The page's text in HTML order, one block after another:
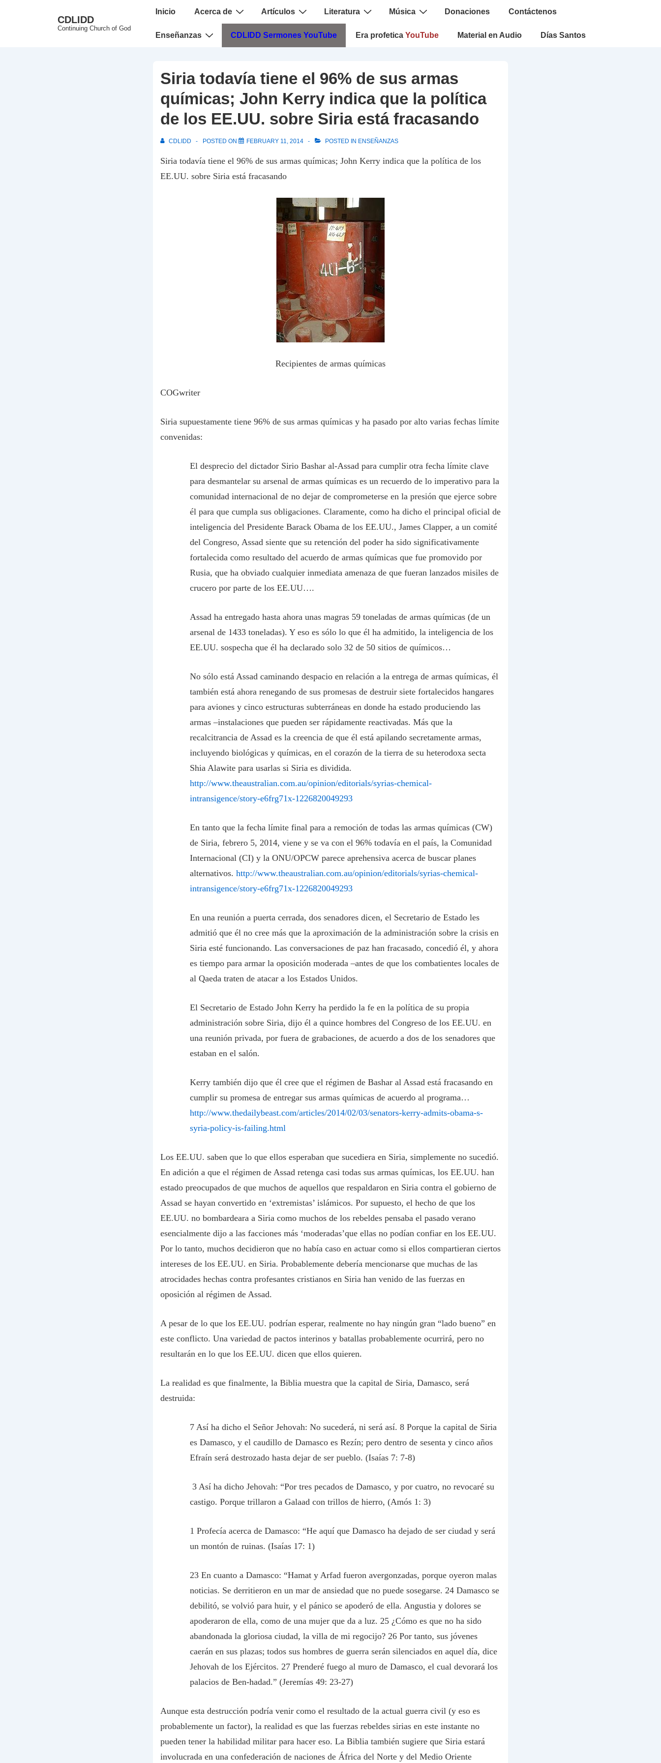
CDLIDD
Continuing Church of God
Main
Inicio Acerca de Artículos Literatura Música Donaciones Contáctenos
Enseñanzas CDLIDD Sermones YouTube Era profetica YouTube Material en Audio Días Santos
Siria todavía tiene el 96% de sus armas
químicas; John Kerry indica que la política
de los EE.UU. sobre Siria está fracasando
CDLIDD POSTED ON FEBRUARY 11, 2014 POSTED IN ENSEÑANZAS
Siria todavía tiene el 96% de sus armas químicas; John Kerry indica que la política de los
EE.UU. sobre Siria está fracasando
Recipientes de armas químicas
COGwriter
Siria supuestamente tiene 96% de sus armas químicas y ha pasado por alto varias fechas límite
convenidas:
El desprecio del dictador Sirio Bashar al-Assad para cumplir otra fecha límite clave
para desmantelar su arsenal de armas químicas es un recuerdo de lo imperativo para la
comunidad internacional de no dejar de comprometerse en la presión que ejerce sobre
él para que cumpla sus obligaciones. Claramente, como ha dicho el principal oficial de
inteligencia del Presidente Barack Obama de los EE.UU., James Clapper, a un comité
del Congreso, Assad siente que su retención del poder ha sido significativamente
fortalecida como resultado del acuerdo de armas químicas que fue promovido por
Rusia, que ha obviado cualquier inmediata amenaza de que fueran lanzados misiles de
crucero por parte de los EE.UU….
Assad ha entregado hasta ahora unas magras 59 toneladas de armas químicas (de un
arsenal de 1433 toneladas). Y eso es sólo lo que él ha admitido, la inteligencia de los
EE.UU. sospecha que él ha declarado solo 32 de 50 sitios de químicos…
No sólo está Assad caminando despacio en relación a la entrega de armas químicas, él
también está ahora renegando de sus promesas de destruir siete fortalecidos hangares
para aviones y cinco estructuras subterráneas en donde ha estado produciendo las
armas –instalaciones que pueden ser rápidamente reactivadas. Más que la
recalcitrancia de Assad es la creencia de que él está apilando secretamente armas,
incluyendo biológicas y químicas, en el corazón de la tierra de su heterodoxa secta
Shia Alawite para usarlas si Siria es dividida.
http://www.theaustralian.com.au/opinion/editorials/syrias-chemical-
intransigence/story-e6frg71x-1226820049293
En tanto que la fecha límite final para a remoción de todas las armas químicas (CW)
de Siria, febrero 5, 2014, viene y se va con el 96% todavía en el país, la Comunidad
Internacional (CI) y la ONU/OPCW parece aprehensiva acerca de buscar planes
alternativos. http://www.theaustralian.com.au/opinion/editorials/syrias-chemical-
intransigence/story-e6frg71x-1226820049293
En una reunión a puerta cerrada, dos senadores dicen, el Secretario de Estado les
admitió que él no cree más que la aproximación de la administración sobre la crisis en
Siria esté funcionando. Las conversaciones de paz han fracasado, concedió él, y ahora
es tiempo para armar la oposición moderada –antes de que los combatientes locales de
al Qaeda traten de atacar a los Estados Unidos.
El Secretario de Estado John Kerry ha perdido la fe en la política de su propia
administración sobre Siria, dijo él a quince hombres del Congreso de los EE.UU. en
una reunión privada, por fuera de grabaciones, de acuerdo a dos de los senadores que
estaban en el salón.
Kerry también dijo que él cree que el régimen de Bashar al Assad está fracasando en
cumplir su promesa de entregar sus armas químicas de acuerdo al programa…
http://www.thedailybeast.com/articles/2014/02/03/senators-kerry-admits-obama-s-
syria-policy-is-failing.html
Los EE.UU. saben que lo que ellos esperaban que sucediera en Siria, simplemente no sucedió.
En adición a que el régimen de Assad retenga casi todas sus armas químicas, los EE.UU. han
estado preocupados de que muchos de aquellos que respaldaron en Siria contra el gobierno de
Assad se hayan convertido en ‘extremistas’ islámicos. Por supuesto, el hecho de que los
EE.UU. no bombardeara a Siria como muchos de los rebeldes pensaba el pasado verano
esencialmente dijo a las facciones más ‘moderadas’que ellas no podían confiar en los EE.UU.
Por lo tanto, muchos decidieron que no había caso en actuar como si ellos compartieran ciertos
intereses de los EE.UU. en Siria. Probablemente debería mencionarse que muchas de las
atrocidades hechas contra profesantes cristianos en Siria han venido de las fuerzas en
oposición al régimen de Assad.
A pesar de lo que los EE.UU. podrían esperar, realmente no hay ningún gran “lado bueno” en
este conflicto. Una variedad de pactos interinos y batallas probablemente ocurrirá, pero no
resultarán en lo que los EE.UU. dicen que ellos quieren.
La realidad es que finalmente, la Biblia muestra que la capital de Siria, Damasco, será
destruida:
7 Así ha dicho el Señor Jehovah: No sucederá, ni será así. 8 Porque la capital de Siria
es Damasco, y el caudillo de Damasco es Rezín; pero dentro de sesenta y cinco años
Efraín será destrozado hasta dejar de ser pueblo. (Isaías 7: 7-8)
3 Así ha dicho Jehovah: “Por tres pecados de Damasco, y por cuatro, no revocaré su
castigo. Porque trillaron a Galaad con trillos de hierro, (Amós 1: 3)
1 Profecía acerca de Damasco: “He aquí que Damasco ha dejado de ser ciudad y será
un montón de ruinas. (Isaías 17: 1)
23 En cuanto a Damasco: “Hamat y Arfad fueron avergonzadas, porque oyeron malas
noticias. Se derritieron en un mar de ansiedad que no puede sosegarse. 24 Damasco se
debilitó, se volvió para huir, y el pánico se apoderó de ella. Angustia y dolores se
apoderaron de ella, como de una mujer que da a luz. 25 ¿Cómo es que no ha sido
abandonada la gloriosa ciudad, la villa de mi regocijo? 26 Por tanto, sus jóvenes
caerán en sus plazas; todos sus hombres de guerra serán silenciados en aquel día, dice
Jehovah de los Ejércitos. 27 Prenderé fuego al muro de Damasco, el cual devorará los
palacios de Ben-hadad.” (Jeremías 49: 23-27)
Aunque esta destrucción podría venir como el resultado de la actual guerra civil (y eso es
probablemente un factor), la realidad es que las fuerzas rebeldes sirias en este instante no
pueden tener la habilidad militar para hacer eso. La Biblia también sugiere que Siria estará
involucrada en una confederación de naciones de África del Norte y del Medio Oriente